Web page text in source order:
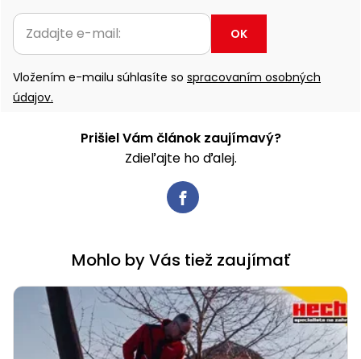
OK
Vložením e-mailu súhlasíte so spracovaním osobných
údajov.
Prišiel Vám článok zaujímavý?
Zdieľajte ho ďalej.
Mohlo by Vás tiež zaujímať